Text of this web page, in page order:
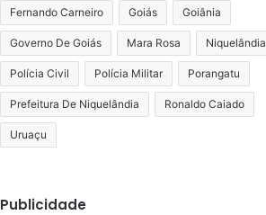
Fernando Carneiro Goiás Goiânia
Governo De Goiás Mara Rosa Niquelândia
Polícia Civil Polícia Militar Porangatu
Prefeitura De Niquelândia Ronaldo Caiado
Uruaçu
Publicidade